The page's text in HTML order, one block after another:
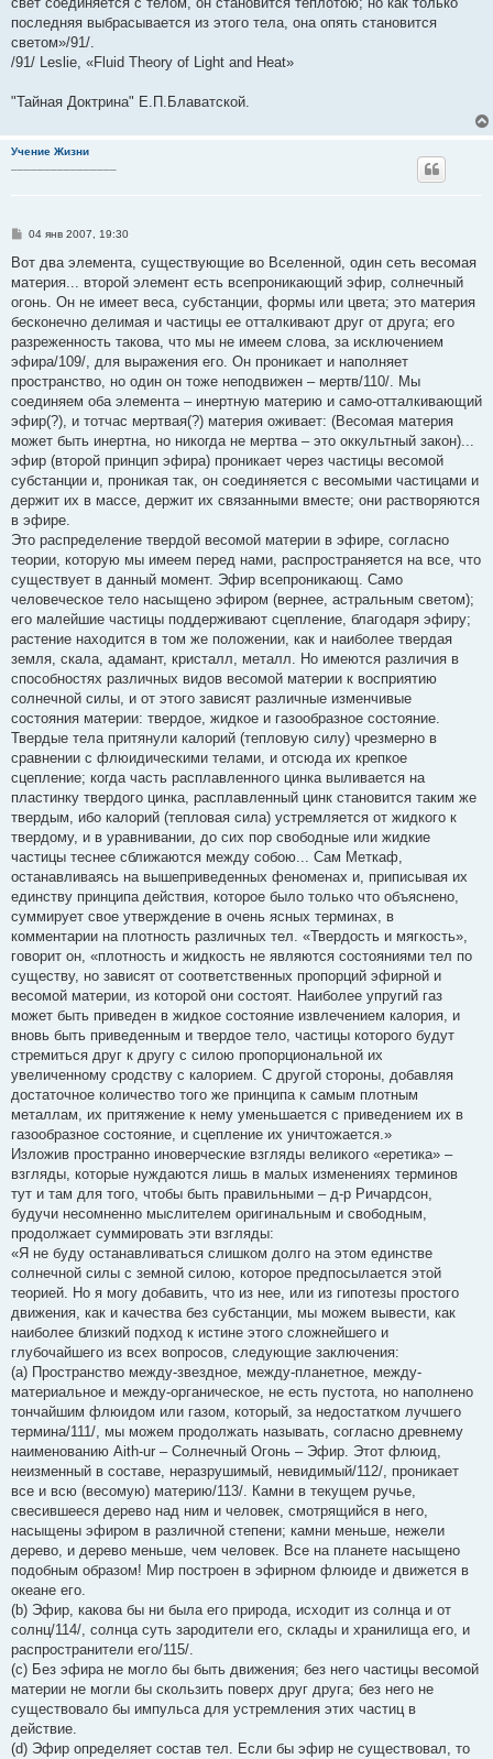
последняя выбрасывается из этого тела, она опять становится
светом»/91/.
/91/ Leslie, «Fluid Theory of Light and Heat»
"Тайная Доктрина" Е.П.Блаватской.
Учение Жизни
С
о
щ
е
и
е
04 янв 2007, 19:30
Вот два элемента, существующие во Вселенной, один сеть весомая
материя... второй элемент есть всепроникающий эфир, солнечный
огонь. Он не имеет веса, субстанции, формы или цвета; это материя
бесконечно делимая и частицы ее отталкивают друг от друга; его
разреженность такова, что мы не имеем слова, за исключением
эфира/109/, для выражения его. Он проникает и наполняет
пространство, но один он тоже неподвижен – мертв/110/. Мы
соединяем оба элемента – инертную материю и само-отталкивающий
эфир(?), и тотчас мертвая(?) материя оживает: (Весомая материя
может быть инертна, но никогда не мертва – это оккультный закон)...
эфир (второй принцип эфира) проникает через частицы весомой
субстанции и, проникая так, он соединяется с весомыми частицами и
держит их в массе, держит их связанными вместе; они растворяются
в эфире.
Это распределение твердой весомой материи в эфире, согласно
теории, которую мы имеем перед нами, распространяется на все, что
существует в данный момент. Эфир всепроникающ. Само
человеческое тело насыщено эфиром (вернее, астральным светом);
его малейшие частицы поддерживают сцепление, благодаря эфиру;
растение находится в том же положении, как и наиболее твердая
земля, скала, адамант, кристалл, металл. Но имеются различия в
способностях различных видов весомой материи к восприятию
солнечной силы, и от этого зависят различные изменчивые
состояния материи: твердое, жидкое и газообразное состояние.
Твердые тела притянули калорий (тепловую силу) чрезмерно в
сравнении с флюидическими телами, и отсюда их крепкое
сцепление; когда часть расплавленного цинка выливается на
пластинку твердого цинка, расплавленный цинк становится таким же
твердым, ибо калорий (тепловая сила) устремляется от жидкого к
твердому, и в уравнивании, до сих пор свободные или жидкие
частицы теснее сближаются между собою... Сам Меткаф,
останавливаясь на вышеприведенных феноменах и, приписывая их
единству принципа действия, которое было только что объяснено,
суммирует свое утверждение в очень ясных терминах, в
комментарии на плотность различных тел. «Твердость и мягкость»,
говорит он, «плотность и жидкость не являются состояниями тел по
существу, но зависят от соответственных пропорций эфирной и
весомой материи, из которой они состоят. Наиболее упругий газ
может быть приведен в жидкое состояние извлечением калория, и
вновь быть приведенным и твердое тело, частицы которого будут
стремиться друг к другу с силою пропорциональной их
увеличенному сродству с калорием. С другой стороны, добавляя
достаточное количество того же принципа к самым плотным
металлам, их притяжение к нему уменьшается с приведением их в
газообразное состояние, и сцепление их уничтожается.»
Изложив пространно иноверческие взгляды великого «еретика» –
взгляды, которые нуждаются лишь в малых изменениях терминов
тут и там для того, чтобы быть правильными – д-р Ричардсон,
будучи несомненно мыслителем оригинальным и свободным,
продолжает суммировать эти взгляды:
«Я не буду останавливаться слишком долго на этом единстве
солнечной силы с земной силою, которое предпосылается этой
теорией. Но я могу добавить, что из нее, или из гипотезы простого
движения, как и качества без субстанции, мы можем вывести, как
наиболее близкий подход к истине этого сложнейшего и
глубочайшего из всех вопросов, следующие заключения:
(a) Пространство между-звездное, между-планетное, между-
материальное и между-органическое, не есть пустота, но наполнено
тончайшим флюидом или газом, который, за недостатком лучшего
термина/111/, мы можем продолжать называть, согласно древнему
наименованию Aith-ur – Солнечный Огонь – Эфир. Этот флюид,
неизменный в составе, неразрушимый, невидимый/112/, проникает
все и всю (весомую) материю/113/. Камни в текущем ручье,
свесившееся дерево над ним и человек, смотрящийся в него,
насыщены эфиром в различной степени; камни меньше, нежели
дерево, и дерево меньше, чем человек. Все на планете насыщено
подобным образом! Мир построен в эфирном флюиде и движется в
океане его.
(b) Эфир, какова бы ни была его природа, исходит из солнца и от
солнц/114/, солнца суть зародители его, склады и хранилища его, и
распространители его/115/.
(c) Без эфира не могло бы быть движения; без него частицы весомой
материи не могли бы скользить поверх друг друга; без него не
существовало бы импульса для устремления этих частиц в
действие.
(d) Эфир определяет состав тел. Если бы эфир не существовал, то